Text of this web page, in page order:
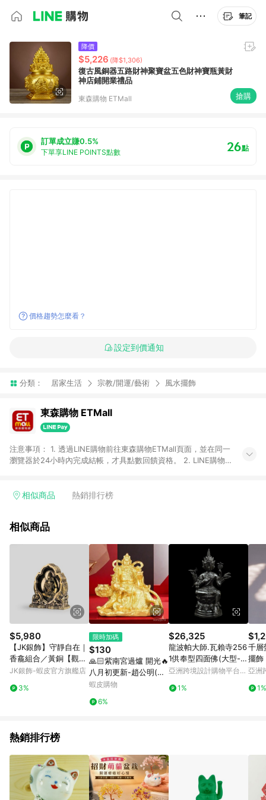
筆記
降價
$5,226 (降$1,306)
復古風銅器五路財神聚寶盆五色財神寶瓶黃財
神店鋪開業禮品
東森購物 ETMall 搶購
訂單成立賺0.5%
下單享LINE POINTS點數 26點
價格趨勢怎麼看？
設定到價通知
分類： 居家生活 宗教/開運/藝術 風水擺飾
東森購物 ETMall
注意事項： 1. 透過LINE購物前往東森購物ETMall頁面，並在同一
瀏覽器於24小時內完成結帳，才具點數回饋資格。 2. LINE購物
單，皆不在點數回饋範圍內。 3. 如購買以下類別商品，將無法獲
球嚴選、商城、專案商品、「草莓網」全館商品。 4. 如取消訂
回饋。 5. 點數回饋會扣除所有折扣優惠後之最終發票金額計算，
實際回饋請依LINE購物通知為主。 6. 訂單如有使用東森購物
ETMall站內之折扣優惠(包含但不限於東森幣、樂透金、東森現金
券等)，不具點數回饋資格。詳細請依東森購物ETMall之結帳頁面
顯示為準。 7. LINE購物設有「單一商品最高回饋點數」機制(特
殊活動時開放「回饋無上限」)，以同一訂單中同一商品不論件數
計算，並依訂單成立時間當下LINE購物所設定的回饋機制為準。
8. LINE購物為購物資訊整合性平台，商品資料更新會有時間差，
如顯示之商品規格、顏色、價位、贈品與東森購物ETMall銷售網
頁不符，以銷售網頁標示為準。 9. 若有贈點爭議，請務必於訂單
日期+180天以內至LINE購物客服洽詢；若超過180天(含)以上進
行申訴，恕無法贈點回饋。 10. 部分點數紅包僅限指定商品使
用，或不適用於無回饋商品。各點數紅包之適用商品與使用條件
請依點數紅包頁面規則為準。
相似商品 熱銷排行榜
相似商品
$5,980
【JK銀飾】守靜自在｜
香龕組合／黃銅【觀
音、菩薩、佛龕、臥
JK銀飾-蝦皮官方旗艦店
3%
限時加碼
$130
🙏🏻紫南宮過爐 開光🔥
八月初更新-趙公明(趙
元帥)財神爺家用玄關
奉擺件 KA5Q
蝦皮購物
6%
$26,325
龍波帕大師.瓦賴寺256
1供奉型四面佛(大型-高
31公分)
亞洲跨境設計購物平台
1%
千層
擺飾
狸
亞洲
1%
熱銷排行榜